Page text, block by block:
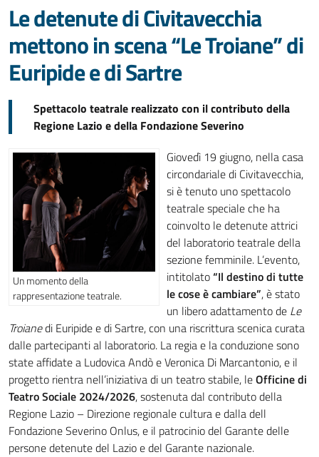
Le detenute di Civitavecchia
mettono in scena “Le Troiane” di
Euripide e di Sartre
Spettacolo teatrale realizzato con il contributo della
Regione Lazio e della Fondazione Severino
Un momento della
rappresentazione teatrale.
Giovedì 19 giugno, nella casa
circondariale di Civitavecchia,
si è tenuto uno spettacolo
teatrale speciale che ha
coinvolto le detenute attrici
del laboratorio teatrale della
sezione femminile. L’evento,
intitolato“Il destino di tutte
le cose è cambiare”, è stato
un libero adattamento de Le
Troianedi Euripide e di Sartre, con una riscrittura scenica curata
dalle partecipanti al laboratorio. La regia e la conduzione sono
state affidate a Ludovica Andò e Veronica Di Marcantonio, e il
progetto rientra nell’iniziativa di un teatro stabile, leOfficine di
Teatro Sociale 2024/2026, sostenuta dal contributo della
Regione Lazio – Direzione regionale cultura e dalla dell
Fondazione Severino Onlus, e il patrocinio del Garante delle
persone detenute del Lazio e del Garante nazionale.